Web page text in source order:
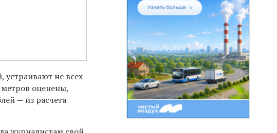
не всех
оценены,
— из расчета